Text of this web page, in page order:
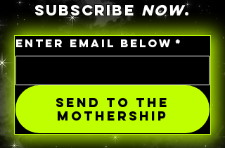
SUBSCRIBENOW.
ENTER EMAIL BELOW *
SEND TO THE
MOTHERSHIP